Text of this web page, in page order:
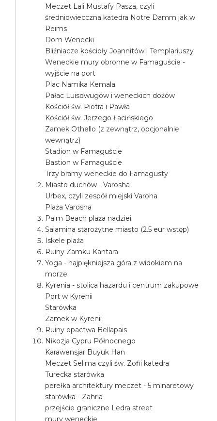
Meczet Lali Mustafy Pasza, czyli
średniowiecczna katedra Notre Damm jak w
Reims
Dom Wenecki
Bliźniacze kościoły Joannitów i Templariuszy
Weneckie mury obronne w Famaguście -
wyjście na port
Plac Namika Kemala
Pałac Luisdwugów i weneckich dożów
Kościół św. Piotra i Pawła
Kościół św. Jerzego Łacińskiego
Zamek Othello (z zewnątrz, opcjonalnie
wewnątrz)
Stadion w Famaguście
Bastion w Famaguście
Trzy bramy weneckie do Famagusty
Miasto duchów - Varosha
Urbex, czyli zespół miejski Varoha
Plaża Varosha
Palm Beach plaża nadziei
Salamina starożytne miasto (2.5 eur wstęp)
Iskele plaża
Ruiny Zamku Kantara
Yoga - najpiękniejsza góra z widokiem na
morze
Kyrenia - stolica hazardu i centrum zakupowe
Port w Kyrenii
Starówka
Zamek w Kyrenii
Ruiny opactwa Bellapais
Nikozja Cypru Północnego
Karawensjar Buyuk Han
Meczet Selima czyli św. Zofii katedra
Turecka starówka
perełka architektury meczet - 5 minaretowy
starówka - Zahria
przejście graniczne Ledra street
mury weneckie